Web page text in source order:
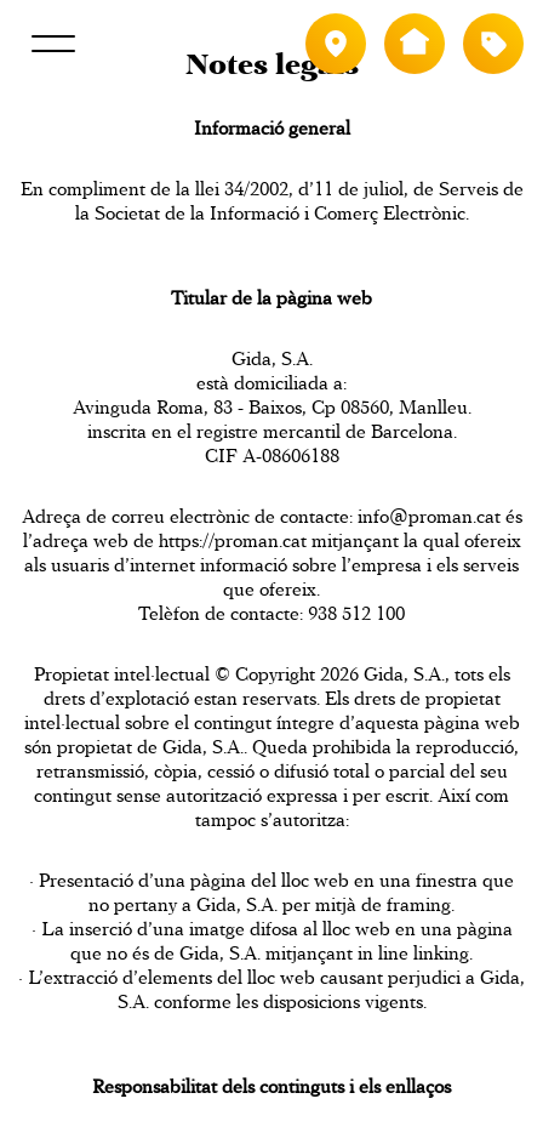
Població Tipus
Notes legals
Informació general
En compliment de la llei 34/2002, d’11 de juliol, de Serveis de
la Societat de la Informació i Comerç Electrònic.
Titular de la pàgina web
Gida, S.A.
està domiciliada a:
Avinguda Roma, 83 - Baixos, Cp 08560, Manlleu.
inscrita en el registre mercantil de Barcelona.
CIF A-08606188
Adreça de correu electrònic de contacte: info@proman.catés
l’adreça web de https://proman.cat mitjançant la qual ofereix
als usuaris d’internet informació sobre l’empresa i els serveis
que ofereix.
Telèfon de contacte: 938 512 100
Propietat intel·lectual © Copyright 2026 Gida, S.A., tots els
drets d’explotació estan reservats. Els drets de propietat
intel·lectual sobre el contingut íntegre d’aquesta pàgina web
són propietat de Gida, S.A.. Queda prohibida la reproducció,
retransmissió, còpia, cessió o difusió total o parcial del seu
contingut sense autorització expressa i per escrit. Així com
tampoc s’autoritza:
· Presentació d’una pàgina del lloc web en una finestra que
no pertany a Gida, S.A. per mitjà de framing.
· La inserció d’una imatge difosa al lloc web en una pàgina
que no és de Gida, S.A. mitjançant in line linking.
· L’extracció d’elements del lloc web causant perjudici a Gida,
S.A. conforme les disposicions vigents.
Responsabilitat dels continguts i els enllaços